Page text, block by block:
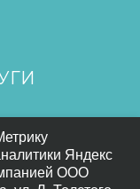
Яндекс
ООО